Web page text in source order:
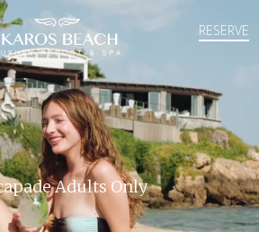
RESERVE
Adults Only